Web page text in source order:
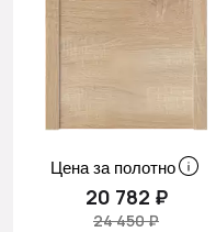
Цена за полотно
20 782 ₽
24 450 ₽